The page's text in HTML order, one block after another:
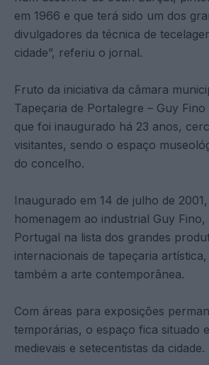
em 1966 e que terá sido um dos
divulgadores da técnica de
cidade”, referiu o jornal.
Fruto da iniciativa da câmara
Tapeçaria de Portalegre – Guy
que foi inaugurado há 23 anos,
visitantes, sendo o espaço
do concelho.
Inaugurado em 14 de julho de
homenagem ao industrial Guy
Portugal na lista dos grandes
internacionais de tapeçaria
também a arte contemporânea.
Com áreas para exposições
temporárias, o espaço fica situado
medievais e setecentistas da cidade.